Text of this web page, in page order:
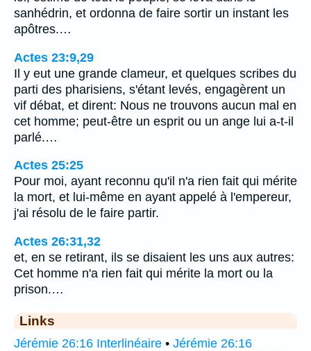
sanhédrin, et ordonna de faire sortir un instant les
apôtres.…
Actes 23:9,29
Il y eut une grande clameur, et quelques scribes du
parti des pharisiens, s'étant levés, engagèrent un
vif débat, et dirent: Nous ne trouvons aucun mal en
cet homme; peut-être un esprit ou un ange lui a-t-il
parlé.…
Actes 25:25
Pour moi, ayant reconnu qu'il n'a rien fait qui mérite
la mort, et lui-même en ayant appelé à l'empereur,
j'ai résolu de le faire partir.
Actes 26:31,32
et, en se retirant, ils se disaient les uns aux autres:
Cet homme n'a rien fait qui mérite la mort ou la
prison.…
Links
Jérémie 26:16 Interlinéaire • Jérémie 26:16